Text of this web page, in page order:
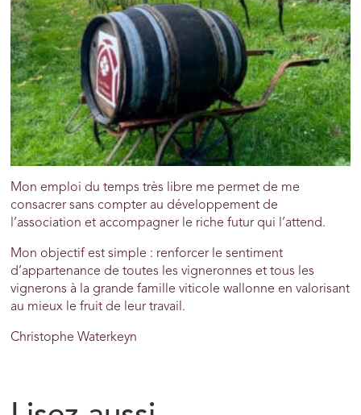
Mon emploi du temps très libre me permet de me
consacrer sans compter au développement de
l’association et accompagner le riche futur qui l’attend.
Mon objectif est simple : renforcer le sentiment
d’appartenance de toutes les vigneronnes et tous les
vignerons à la grande famille viticole wallonne en valorisant
au mieux le fruit de leur travail.
Christophe Waterkeyn